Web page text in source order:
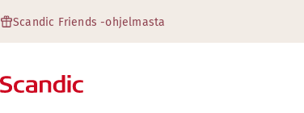
Scandic Friends -ohjelmasta